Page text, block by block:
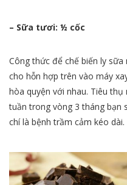
– Sữa tươi: ½ cốc
Công thức để chế biến ly
cho hỗn hợp trên vào máy
hòa quyện với nhau. Tiêu
tuần trong vòng 3 tháng bạn
chí là bệnh trầm cảm kéo dài.